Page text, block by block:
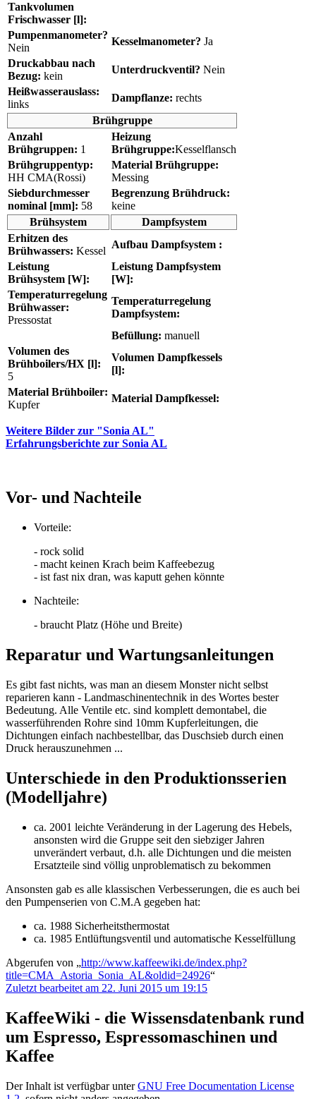
Tankvolumen
Frischwasser [l]:
Pumpenmanometer?
Nein
Kesselmanometer? Ja
Druckabbau nach
Bezug: kein
Unterdruckventil? Nein
Heißwasserauslass:
links
Dampflanze: rechts
Brühgruppe
Anzahl
Brühgruppen: 1
Heizung
Brühgruppe:Kesselflansch
Brühgruppentyp:
HH CMA(Rossi)
Material Brühgruppe:
Messing
Siebdurchmesser
nominal [mm]: 58
Begrenzung Brühdruck:
keine
Brühsystem
Dampfsystem
Erhitzen des
Brühwassers: Kessel
Aufbau Dampfsystem :
Leistung
Brühsystem [W]:
Leistung Dampfsystem
[W]:
Temperaturregelung
Brühwasser:
Pressostat
Temperaturregelung
Dampfsystem:
Befüllung: manuell
Volumen des
Brühboilers/HX [l]:
5
Volumen Dampfkessels
[l]:
Material Brühboiler:
Kupfer
Material Dampfkessel:
Weitere Bilder zur "Sonia AL"
Erfahrungsberichte zur Sonia AL
Vor- und Nachteile
Vorteile:
- rock solid
- macht keinen Krach beim Kaffeebezug
- ist fast nix dran, was kaputt gehen könnte
Nachteile:
- braucht Platz (Höhe und Breite)
Reparatur und Wartungsanleitungen
Es gibt fast nichts, was man an diesem Monster nicht selbst
reparieren kann - Landmaschinentechnik in des Wortes bester
Bedeutung. Alle Ventile etc. sind komplett demontabel, die
wasserführenden Rohre sind 10mm Kupferleitungen, die
Dichtungen einfach nachbestellbar, das Duschsieb durch einen
Druck herauszunehmen ...
Unterschiede in den Produktionsserien
(Modelljahre)
ca. 2001 leichte Veränderung in der Lagerung des Hebels,
ansonsten wird die Gruppe seit den siebziger Jahren
unverändert verbaut, d.h. alle Dichtungen und die meisten
Ersatzteile sind völlig unproblematisch zu bekommen
Ansonsten gab es alle klassischen Verbesserungen, die es auch bei
den Pumpenserien von C.M.A gegeben hat:
ca. 1988 Sicherheitsthermostat
ca. 1985 Entlüftungsventil und automatische Kesselfüllung
Abgerufen von „http://www.kaffeewiki.de/index.php?
title=CMA_Astoria_Sonia_AL&oldid=24926“
Zuletzt bearbeitet am 22. Juni 2015 um 19:15
KaffeeWiki - die Wissensdatenbank rund
um Espresso, Espressomaschinen und
Kaffee
Der Inhalt ist verfügbar unterGNU Free Documentation License